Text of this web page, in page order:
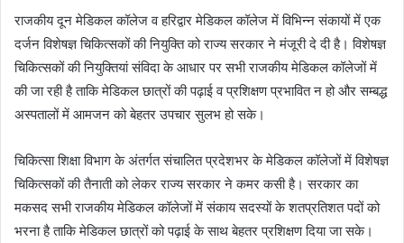
राजकीय दून मेडिकल कॉलेज व हरिद्वार मेडिकल कॉलेज में विभिन्न संकायों में एक
दर्जन विशेषज्ञ चिकित्सकों की नियुक्ति को राज्य सरकार ने मंजूरी दे दी है। विशेषज्ञ
चिकित्सकों की नियुक्तियां संविदा के आधार पर सभी राजकीय मेडिकल कॉलेजों में
की जा रही है ताकि मेडिकल छात्रों की पढ़ाई व प्रशिक्षण प्रभावित न हो और सम्बद्ध
अस्पतालों में आमजन को बेहतर उपचार सुलभ हो सके।
चिकित्सा शिक्षा विभाग के अंतर्गत संचालित प्रदेशभर के मेडिकल कॉलेजों में विशेषज्ञ
चिकित्सकों की तैनाती को लेकर राज्य सरकार ने कमर कसी है। सरकार का
मकसद सभी राजकीय मेडिकल कॉलेजों में संकाय सदस्यों के शतप्रतिशत पदों को
भरना है ताकि मेडिकल छात्रों को पढ़ाई के साथ बेहतर प्रशिक्षण दिया जा सके।